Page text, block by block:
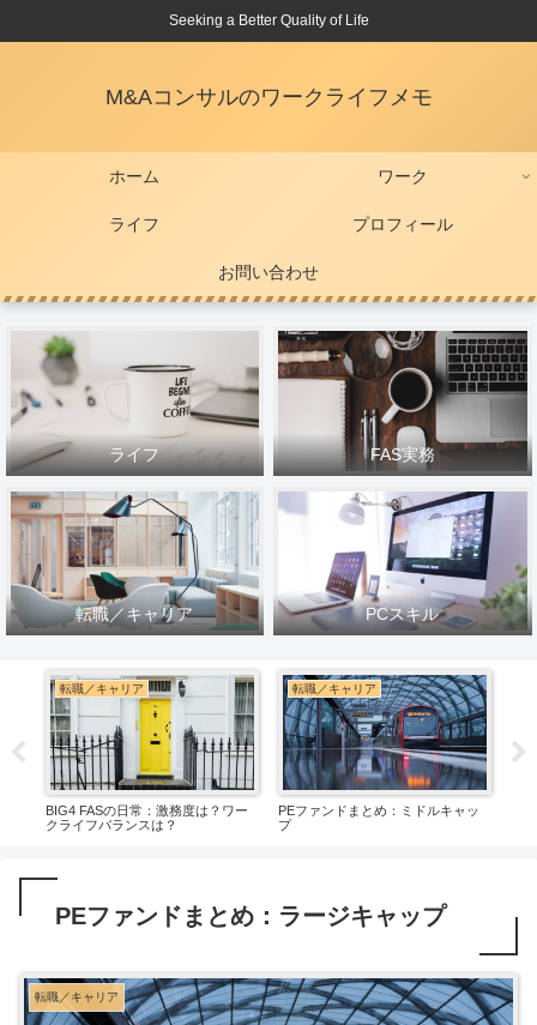
Seeking a Better Quality of Life
M&Aコンサルのワークライフメモ
ホーム ワーク
ライフ プロフィール
お問い合わせ
ライフ FAS実務
転職／キャリア PCスキル
転職／キャリア
BIG4 FASの日常：激務度は？ワー
クライフバランスは？
転職／キャリア
PEファンドまとめ：ミドルキャッ
プ
PEファンドまとめ：ラージキャップ
転職／キャリア